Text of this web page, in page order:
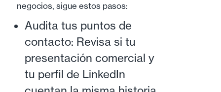
negocios, sigue estos pasos:
Audita tus puntos de
contacto: Revisa si tu
presentación comercial y
tu perfil de LinkedIn